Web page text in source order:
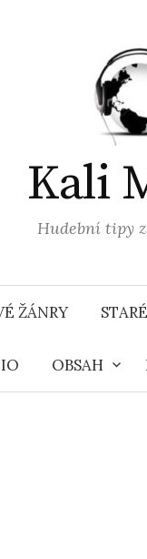
Kali
Hudební tipy
ŽÁNRY
OBSAH